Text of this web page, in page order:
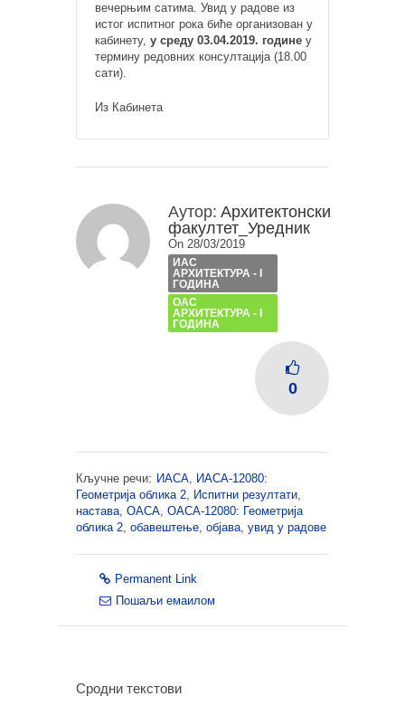
вечерњим сатима. Увид у радове из
истог испитног рока биће организован у
кабинету, у среду 03.04.2019. године у
термину редовних консултација (18.00
сати).
Из Кабинета
Аутор: Архитектонски
факултет_Уредник
On 28/03/2019
ИАС
АРХИТЕКТУРА - I
ГОДИНА
ОАС
АРХИТЕКТУРА - I
ГОДИНА
0
Кључне речи: ИАСА, ИАСА-12080:
Геометрија облика 2, Испитни резултати,
настава, ОАСА, ОАСА-12080: Геометрија
облика 2, обавештење, објава, увид у радове
Permanent Link
Пошаљи емаилом
Сродни текстови